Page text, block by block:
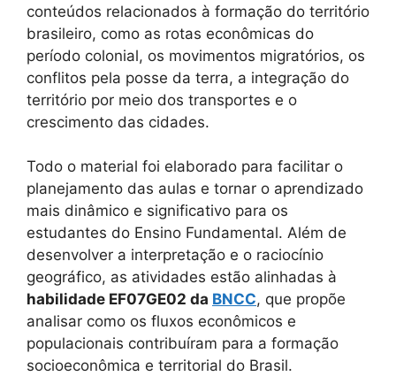
conteúdos relacionados à formação do território
brasileiro, como as rotas econômicas do
período colonial, os movimentos migratórios, os
conflitos pela posse da terra, a integração do
território por meio dos transportes e o
crescimento das cidades.
Todo o material foi elaborado para facilitar o
planejamento das aulas e tornar o aprendizado
mais dinâmico e significativo para os
estudantes do Ensino Fundamental. Além de
desenvolver a interpretação e o raciocínio
geográfico, as atividades estão alinhadas à
habilidade EF07GE02 da BNCC, que propõe
analisar como os fluxos econômicos e
populacionais contribuíram para a formação
socioeconômica e territorial do Brasil.